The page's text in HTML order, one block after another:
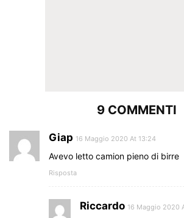
9 COMMENTI
Giap 16 Maggio 2020 At 13:24
Avevo letto camion pieno di birre
Risposta
Riccardo 16 Maggio 2020